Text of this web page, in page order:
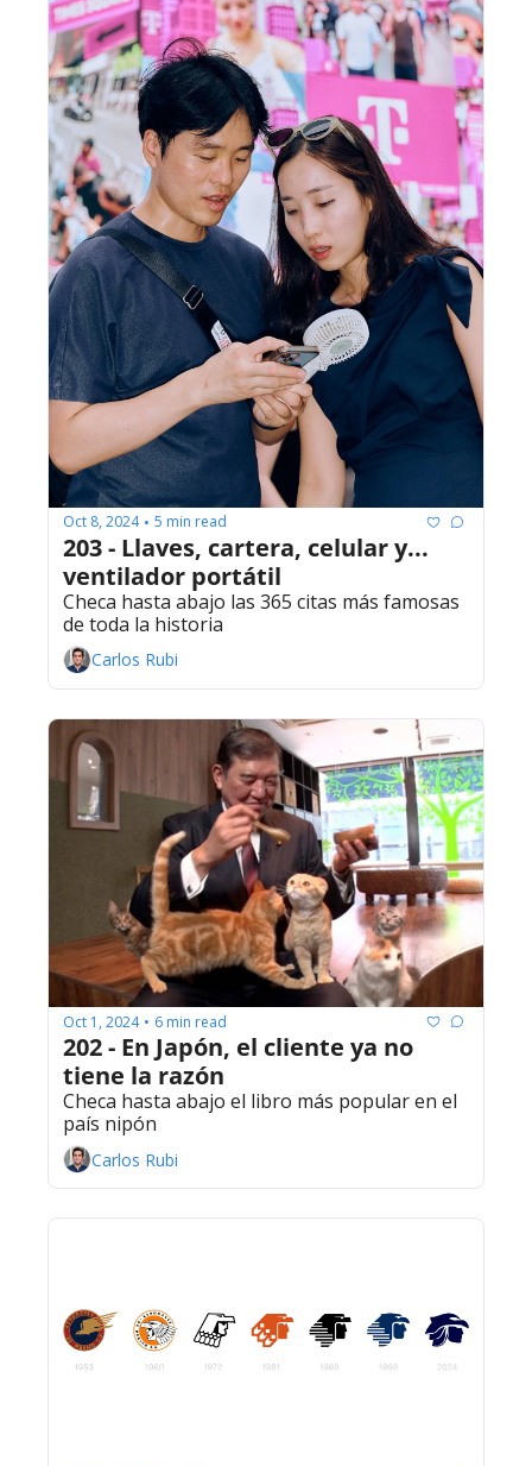
Oct 8, 2024 • 5 min read
203 - Llaves, cartera, celular y...
ventilador portátil
Checa hasta abajo las 365 citas más famosas
de toda la historia
Carlos Rubi
Oct 1, 2024 • 6 min read
202 - En Japón, el cliente ya no
tiene la razón
Checa hasta abajo el libro más popular en el
país nipón
Carlos Rubi